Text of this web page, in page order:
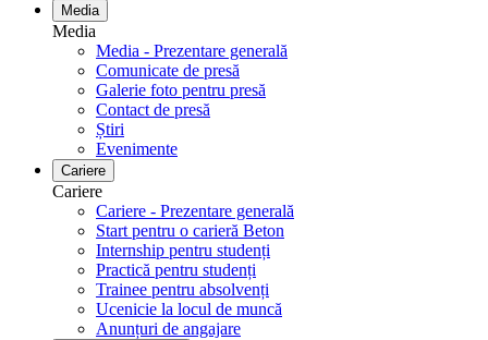
Media
Media
Media - Prezentare generală
Comunicate de presă
Galerie foto pentru ​​​​​​​presă
Contact de presă
Știri
Evenimente
Cariere
Cariere
Cariere - Prezentare generală
Start pentru o carieră Beton
Internship pentru studenți
Practică pentru studenți
Trainee pentru absolvenți
Ucenicie la locul de muncă
Anunțuri de angajare